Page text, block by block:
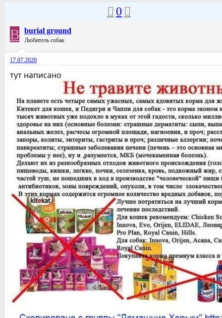
0
B burial ground
Любитель собак
17.07.2020
тут написано